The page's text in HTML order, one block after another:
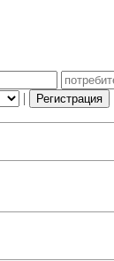
| Регистрация